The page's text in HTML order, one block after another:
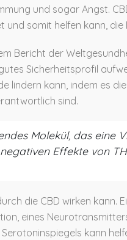
und sogar Angst.
somit helfen kann, die
Bericht der
Sicherheitsprofil
lindern kann, indem es
sind.
Molekül, das eine
Effekte von
die CBD wirken kann.
eines
kann